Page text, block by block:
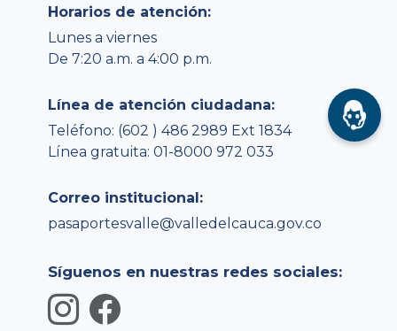
Horarios de atención:
Lunes a viernes
De 7:20 a.m. a 4:00 p.m.
Línea de atención ciudadana:
Teléfono: (602 ) 486 2989 Ext 1834
Línea gratuita: 01-8000 972 033
Correo institucional:
pasaportesvalle@valledelcauca.gov.co
Síguenos en nuestras redes sociales: